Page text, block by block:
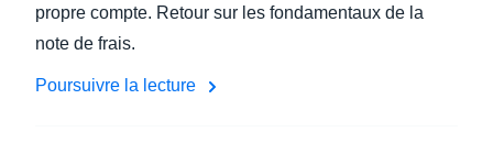
propre compte. Retour sur les fondamentaux de la
note de frais.
Poursuivre la lecture